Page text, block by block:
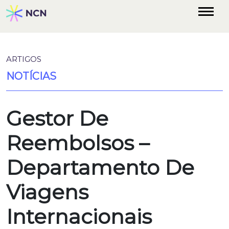
ARTIGOS
NOTÍCIAS
Gestor De
Reembolsos –
Departamento De
Viagens
Internacionais